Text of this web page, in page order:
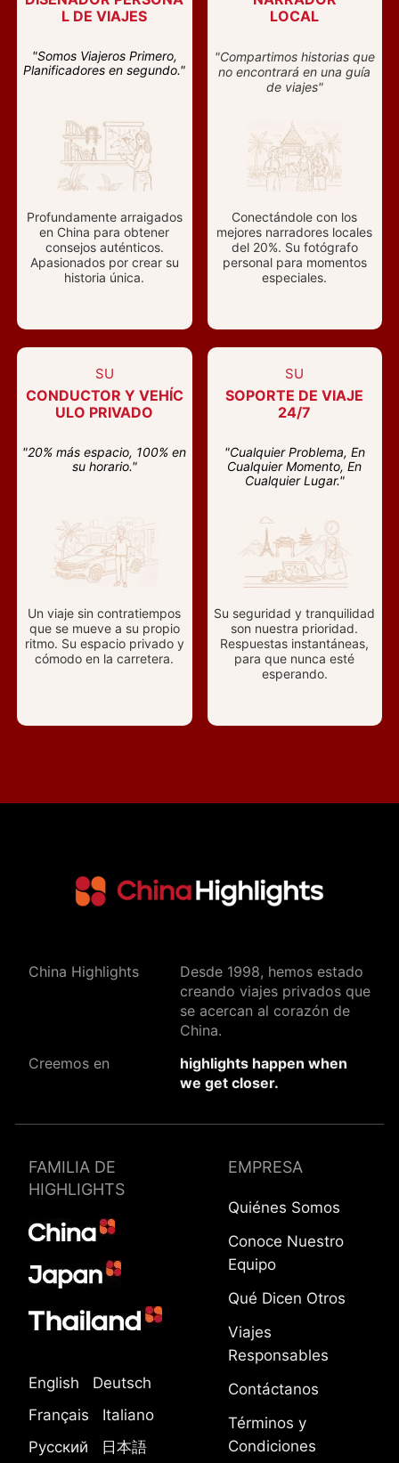
L DE VIAJES
"Somos Viajeros Primero,
Planificadores en segundo."
Profundamente arraigados
en China para obtener
consejos auténticos.
Apasionados por crear su
historia única.
LOCAL
"Compartimos historias que
no encontrará en una guía
de viajes"
Conectándole con los
mejores narradores locales
del 20%. Su fotógrafo
personal para momentos
especiales.
SU
CONDUCTOR Y VEHÍC
ULO PRIVADO
"20% más espacio, 100% en
su horario."
Un viaje sin contratiempos
que se mueve a su propio
ritmo. Su espacio privado y
cómodo en la carretera.
SU
SOPORTE DE VIAJE
24/7
"Cualquier Problema, En
Cualquier Momento, En
Cualquier Lugar."
Su seguridad y tranquilidad
son nuestra prioridad.
Respuestas instantáneas,
para que nunca esté
esperando.
China Highlights
Desde 1998, hemos estado
creando viajes privados que
se acercan al corazón de
China.
Creemos en
highlights happen when
we get closer.
FAMILIA DE
HIGHLIGHTS
English
Deutsch
Français
Italiano
Русский
日本語
EMPRESA
Quiénes Somos
Conoce Nuestro
Equipo
Qué Dicen Otros
Viajes
Responsables
Contáctanos
Términos y
Condiciones